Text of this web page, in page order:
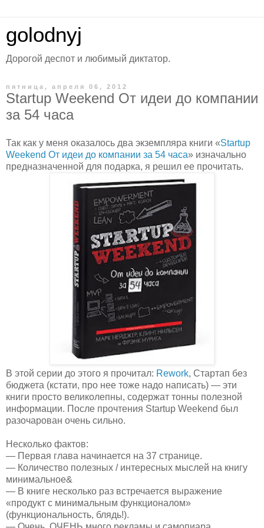
golodnyj
Дорогой деспот и любимый диктатор.
пятница, апреля 06, 2012
Startup Weekend От идеи до компании
за 54 часа
Так как у меня оказалось два экземпляра книги «Startup
Weekend От идеи до компании за 54 часа» изначально
предназначенной для подарка, я решил ее прочитать.
В этой серии до этого я прочитал: Rework, Стартап без
бюджета (кстати, про нее тоже надо написать) — эти
книги просто великолепны, содержат тонны полезной
информации. После прочтения Startup Weekend был
разочарован очень сильно.
Несколько фактов:
— Первая глава начинается на 37 странице.
— Количество полезных / интересных мыслей на книгу
минимальное&
— В книге несколько раз встречается выражение
«продукт с минимальным функционалом»
(функциональность, блядь!).